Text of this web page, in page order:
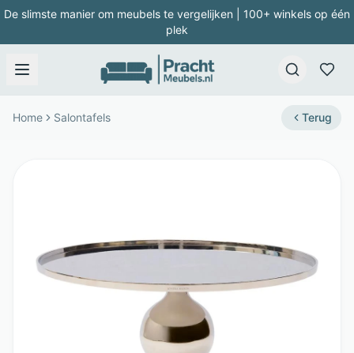
De slimste manier om meubels te vergelijken | 100+ winkels op één
plek
Home Salontafels Terug